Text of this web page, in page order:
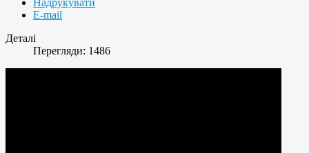
Надрукувати
E-mail
Деталі
Перегляди: 1486